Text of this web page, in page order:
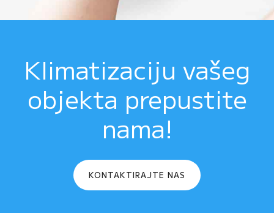
Klimatizaciju vašeg
objekta prepustite
nama!
KONTAKTIRAJTE NAS